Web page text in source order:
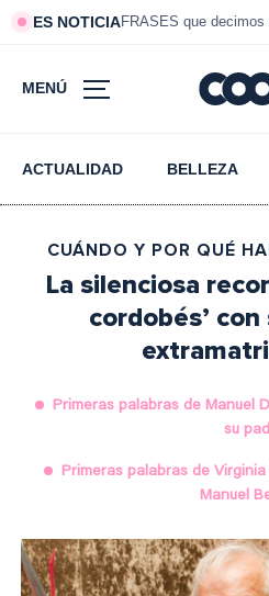
ES NOTICIAFRASES que
MENÚ
ACTUALIDAD BELLEZA
CUÁNDO Y POR QUÉ
La silenciosa
cordobés’
Primeras palabras de Manuel
su
Primeras palabras de
Manuel